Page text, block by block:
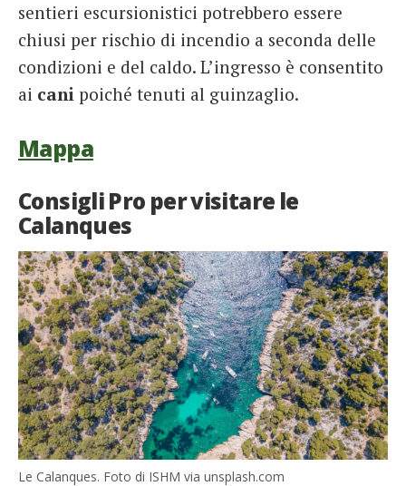
sentieri escursionistici potrebbero essere
chiusi per rischio di incendio a seconda delle
condizioni e del caldo. L’ingresso è consentito
ai cani poiché tenuti al guinzaglio.
Mappa
Consigli Pro per visitare le
Calanques
Le Calanques. Foto di ISHM via unsplash.com